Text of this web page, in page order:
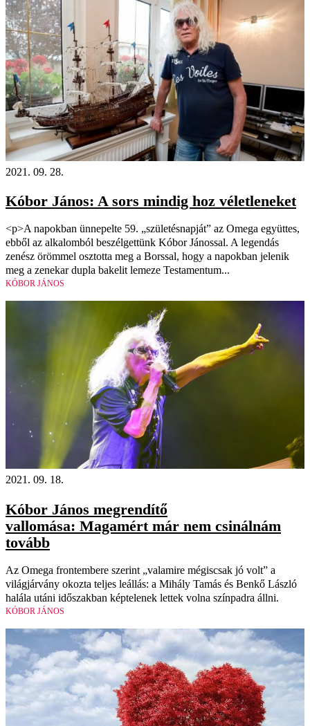
2021. 09. 28.
Kóbor János: A sors mindig hoz véletleneket
<p>A napokban ünnepelte 59. „születésnapját” az Omega együttes,
ebből az alkalomból beszélgettünk Kóbor Jánossal. A legendás
zenész örömmel osztotta meg a Borssal, hogy a napokban jelenik
meg a zenekar dupla bakelit lemeze Testamentum...
KÓBOR JÁNOS
2021. 09. 18.
Kóbor János megrendítő
vallomása: Magamért már nem csinálnám
tovább
Az Omega frontembere szerint „valamire mégiscsak jó volt” a
világjárvány okozta teljes leállás: a Mihály Tamás és Benkő László
halála utáni időszakban képtelenek lettek volna színpadra állni.
KÓBOR JÁNOS